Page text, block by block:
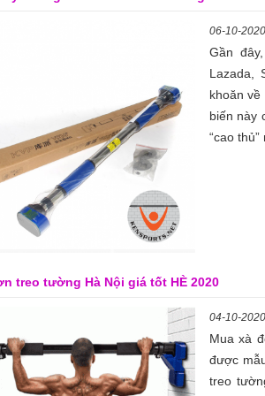
06-10-
Gần
Lazada,
khoăn
biến này
“cao
treo tường Hà Nội giá tốt HÈ 2020
04-10-
Mua xà
được
treo